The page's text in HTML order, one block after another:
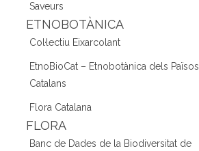
Saveurs
ETNOBOTÀNICA
Col·lectiu Eixarcolant
EtnoBioCat – Etnobotànica dels Països
Catalans
Flora Catalana
FLORA
Banc de Dades de la Biodiversitat de